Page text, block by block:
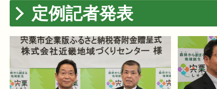
定例記者発表